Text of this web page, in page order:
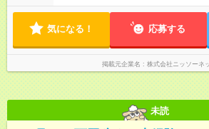
気になる！ 応募する
掲載元企業名 株式会社ニッソーネ
未読